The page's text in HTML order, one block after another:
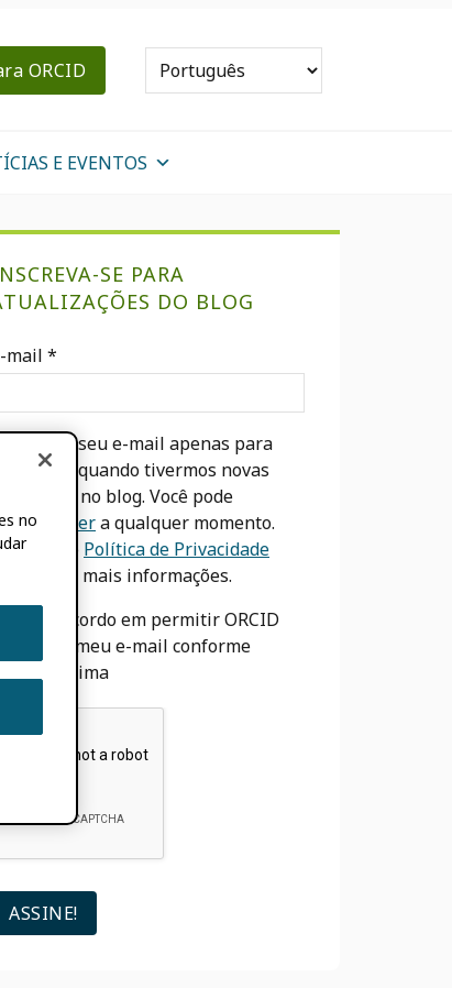
ORCID
E EVENTOS
SE PARA
DO BLOG
mail *
Usaremos seu e-mail apenas para
notificá-lo quando tivermos novas
postagens no blog. Você pode
a qualquer momento.
nosso Política de Privacidade
para obter mais informações.
Eu concordo em permitir ORCID
para usar meu e-mail conforme
descrito acima
no